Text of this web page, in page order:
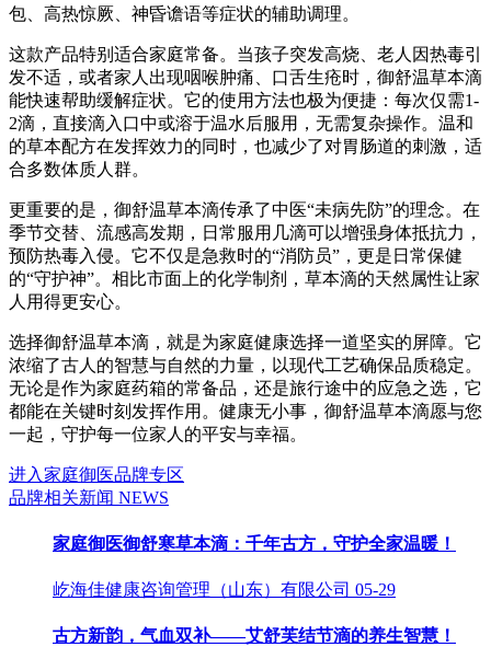
包、高热惊厥、神昏谵语等症状的辅助调理。
这款产品特别适合家庭常备。当孩子突发高烧、老人因热毒引
发不适，或者家人出现咽喉肿痛、口舌生疮时，御舒温草本滴
能快速帮助缓解症状。它的使用方法也极为便捷：每次仅需1-
2滴，直接滴入口中或溶于温水后服用，无需复杂操作。温和
的草本配方在发挥效力的同时，也减少了对胃肠道的刺激，适
合多数体质人群。
更重要的是，御舒温草本滴传承了中医“未病先防”的理念。在
季节交替、流感高发期，日常服用几滴可以增强身体抵抗力，
预防热毒入侵。它不仅是急救时的“消防员”，更是日常保健
的“守护神”。相比市面上的化学制剂，草本滴的天然属性让家
人用得更安心。
选择御舒温草本滴，就是为家庭健康选择一道坚实的屏障。它
浓缩了古人的智慧与自然的力量，以现代工艺确保品质稳定。
无论是作为家庭药箱的常备品，还是旅行途中的应急之选，它
都能在关键时刻发挥作用。健康无小事，御舒温草本滴愿与您
一起，守护每一位家人的平安与幸福。
进入家庭御医品牌专区
品牌相关新闻 NEWS
家庭御医御舒寒草本滴：千年古方，守护全家温暖！
屹海佳健康咨询管理（山东）有限公司 05-29
古方新韵，气血双补——艾舒芙结节滴的养生智慧！